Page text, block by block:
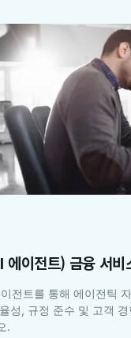
에이전트) 금융 서비
전트를 통해 에이전틱
성, 규정 준수 및 고객
.